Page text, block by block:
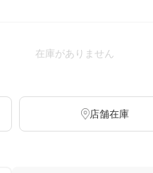
在庫がありません
店舗在庫